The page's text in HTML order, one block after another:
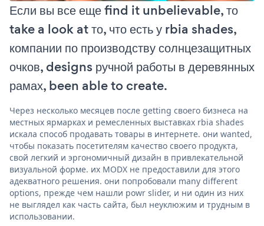
Если вы все еще find it unbelievable, то
take a look at то, что есть у rbia shades,
компании по производству солнцезащитных
очков, designs ручной работы в деревянных
рамах, been able to create.
Через несколько месяцев после getting своего бизнеса на
местных ярмарках и ремесленных выставках rbia shades
искала способ продавать товары в интернете. они wanted,
чтобы показать посетителям качество своего продукта,
свой легкий и эргономичный дизайн в привлекательной
визуальной форме. их MODX не предоставили для этого
адекватного решения. они попробовали many different
options, прежде чем нашли powr slider, и ни один из них
не выглядел как часть сайта, был неуклюжим и трудным в
использовании.